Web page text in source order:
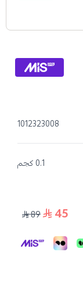
1012323008
0.1 كجم
45
89